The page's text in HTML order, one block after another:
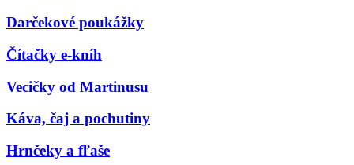
Darčekové poukážky
Čítačky e-kníh
Vecičky od Martinusu
Káva, čaj a pochutiny
Hrnčeky a fľaše